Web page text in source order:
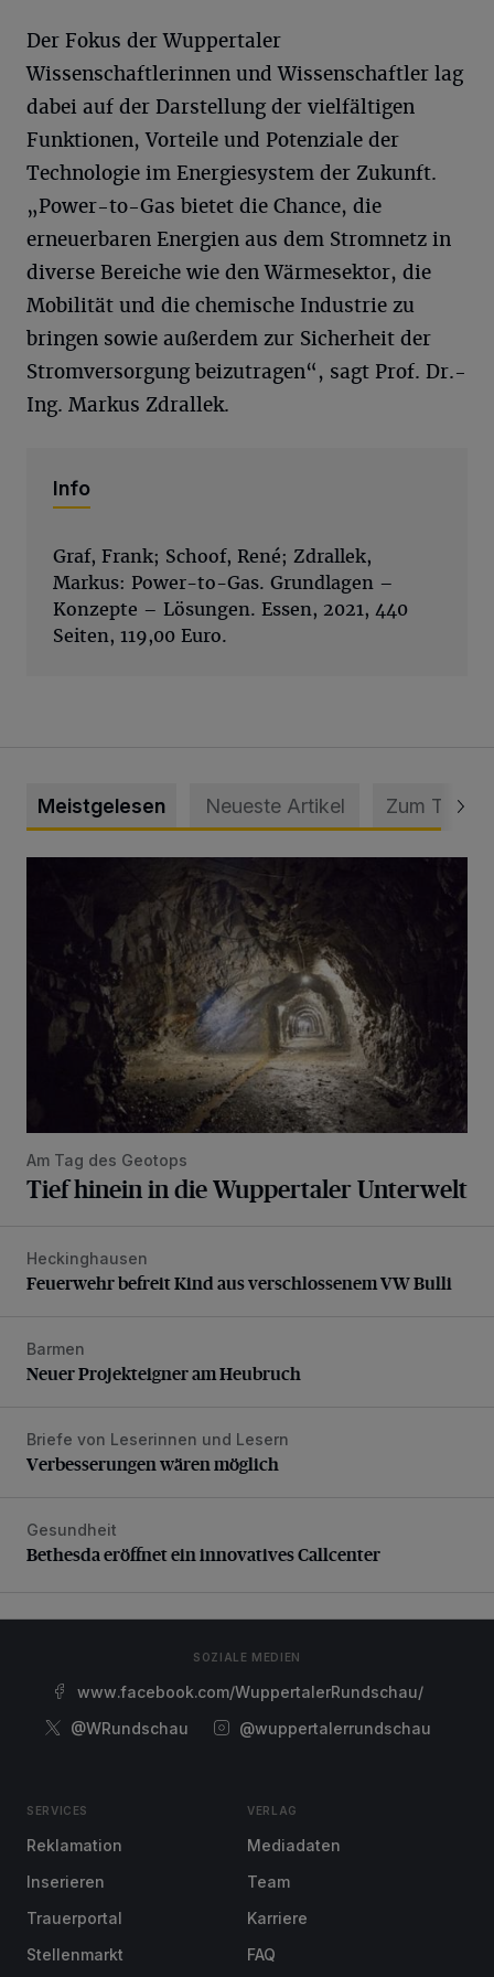
Der Fokus der Wuppertaler
Wissenschaftlerinnen und Wissenschaftler lag
dabei auf der Darstellung der vielfältigen
Funktionen, Vorteile und Potenziale der
Technologie im Energiesystem der Zukunft.
„Power-to-Gas bietet die Chance, die
erneuerbaren Energien aus dem Stromnetz in
diverse Bereiche wie den Wärmesektor, die
Mobilität und die chemische Industrie zu
bringen sowie außerdem zur Sicherheit der
Stromversorgung beizutragen“, sagt Prof. Dr.-
Ing. Markus Zdrallek.
Info
Graf, Frank; Schoof, René; Zdrallek,
Markus: Power-to-Gas. Grundlagen –
Konzepte – Lösungen. Essen, 2021, 440
Seiten, 119,00 Euro.
Meistgelesen Neueste Artikel Zum Thema
Am Tag des Geotops
Tief hinein in die Wuppertaler Unterwelt
Feuerwehr befreit Kind aus verschlossenem VW Bulli
Heckinghausen
Feuerwehr befreit Kind aus verschlossenem VW Bulli
Neuer Projekteigner am Heubruch
Barmen
Neuer Projekteigner am Heubruch
Verbesserungen wären möglich
Briefe von Leserinnen und Lesern
Verbesserungen wären möglich
Bethesda eröffnet ein innovatives Callcenter
Gesundheit
Bethesda eröffnet ein innovatives Callcenter
SOZIALE MEDIEN
www.facebook.com/WuppertalerRundschau/
@WRundschau
@wuppertalerrundschau
SERVICES
Reklamation
Inserieren
Trauerportal
Stellenmarkt
VERLAG
Mediadaten
Team
Karriere
FAQ